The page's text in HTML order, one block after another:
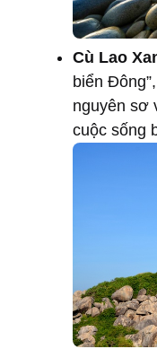
Cù Lao
biển
nguyên sơ
cuộc sống